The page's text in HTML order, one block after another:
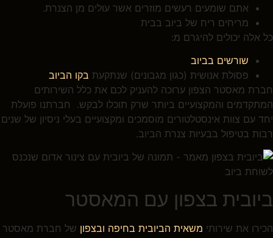
אתם שומעים רעשים מוזרים אשר עולים מן הצנרת.
מריחים ריח של ביוב בבית
כל אלה יכולים להיגרם מ:
שורשים בביוב
פסולת אנושית (כגון מגבונים) שנתקעת בקו הביוב
חברת מאסטר הצפון ערוכה להעניק לכם את כלל השירותים
המתקדמים והמקצועיים ביותר שרק תוכלו לבקש. חברתנו פועלת
יחד עם צוות אינסטלטורים מוסמכים ומקצועיים בעלי ניסיון של שנים
רבות בטיפול בבעיות צנרת הביוב.
ביובית בצפון עם המאסטר
הכירו את שירותי משאית הביובית בחיפה ובצפון של חברת מאסטר